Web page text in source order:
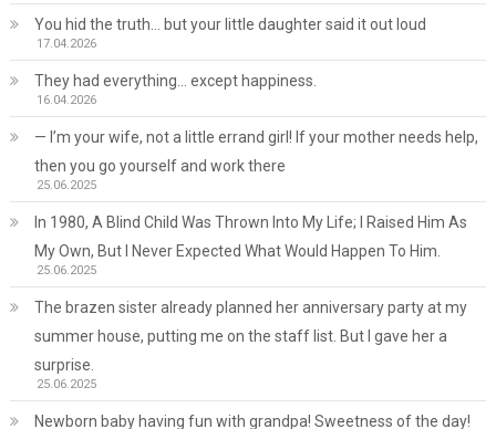
You hid the truth… but your little daughter said it out loud
17.04.2026
They had everything… except happiness.
16.04.2026
— I’m your wife, not a little errand girl! If your mother needs help,
then you go yourself and work there
25.06.2025
In 1980, A Blind Child Was Thrown Into My Life; I Raised Him As
My Own, But I Never Expected What Would Happen To Him.
25.06.2025
The brazen sister already planned her anniversary party at my
summer house, putting me on the staff list. But I gave her a
surprise.
25.06.2025
Newborn baby having fun with grandpa! Sweetness of the day!